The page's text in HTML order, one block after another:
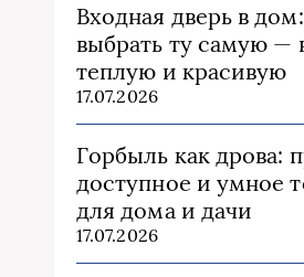
Входная дверь в
выбрать ту самую —
теплую и красивую
17.07.2026
Горбыль как дрова:
доступное и умное
для дома и дачи
17.07.2026